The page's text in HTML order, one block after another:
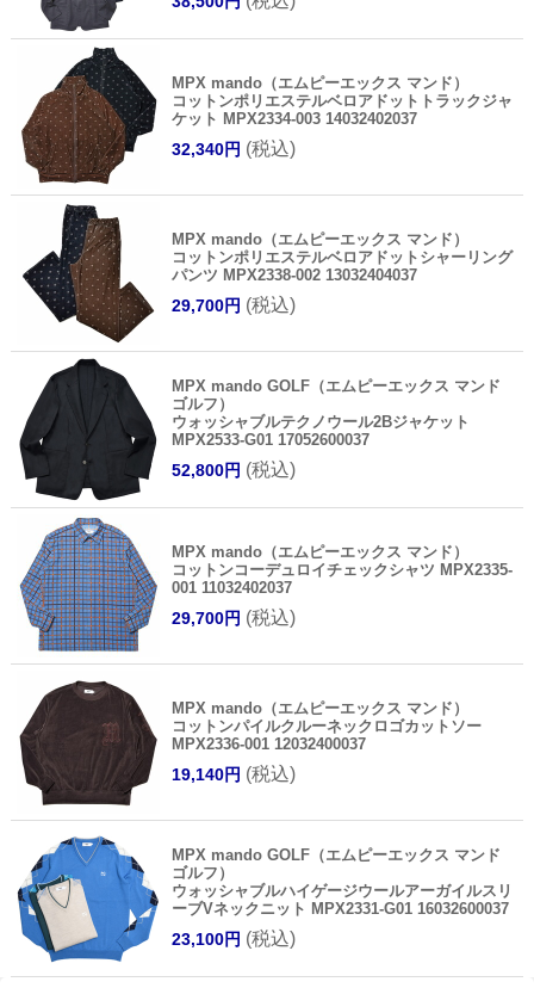
MPX mando（エムピーエックス マンド）
コットンポリエステルベロアドットトラックジャ
ケット MPX2334-003 14032402037
32,340円 (税込)
MPX mando（エムピーエックス マンド）
コットンポリエステルベロアドットシャーリング
パンツ MPX2338-002 13032404037
29,700円 (税込)
MPX mando GOLF（エムピーエックス マンド
ゴルフ）
ウォッシャブルテクノウール2Bジャケット
MPX2533-G01 17052600037
52,800円 (税込)
MPX mando（エムピーエックス マンド）
コットンコーデュロイチェックシャツ MPX2335-
001 11032402037
29,700円 (税込)
MPX mando（エムピーエックス マンド）
コットンパイルクルーネックロゴカットソー
MPX2336-001 12032400037
19,140円 (税込)
MPX mando GOLF（エムピーエックス マンド
ゴルフ）
ウォッシャブルハイゲージウールアーガイルスリ
ーブVネックニット MPX2331-G01 16032600037
23,100円 (税込)